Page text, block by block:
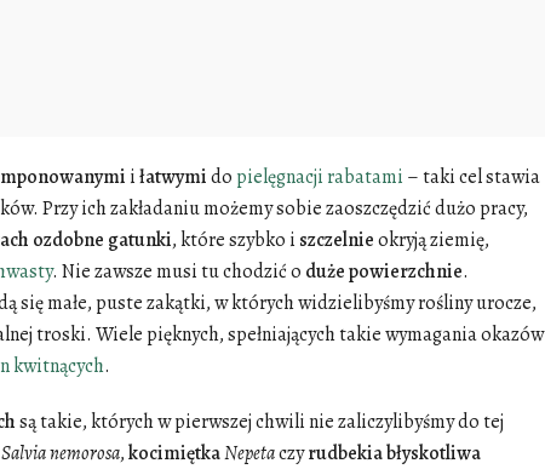
iłatwymido pielęgnacji rabatami – taki cel stawia
Przy ich zakładaniu możemy sobie zaoszczędzić dużo pracy,
ozdobne gatunki, które szybko i szczelnieokryją ziemię,
. Nie zawsze musi tu chodzić o dużepowierzchnie.
się małe, puste zakątki, w których widzielibyśmy rośliny urocze,
troski. Wiele pięknych, spełniających takie wymagania okazów
kwitnących.
są takie, których w pierwszej chwili nie zaliczylibyśmy do tej
Salvianemorosa,kocimiętkaNepetaczyrudbekiabłyskotliwa